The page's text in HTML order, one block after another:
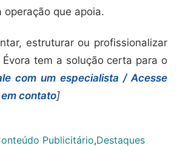
operação que apoia.
estruturar ou profissionalizar
tem a solução certa para o
com um especialista / Acesse
contato]
Publicitário,Destaques